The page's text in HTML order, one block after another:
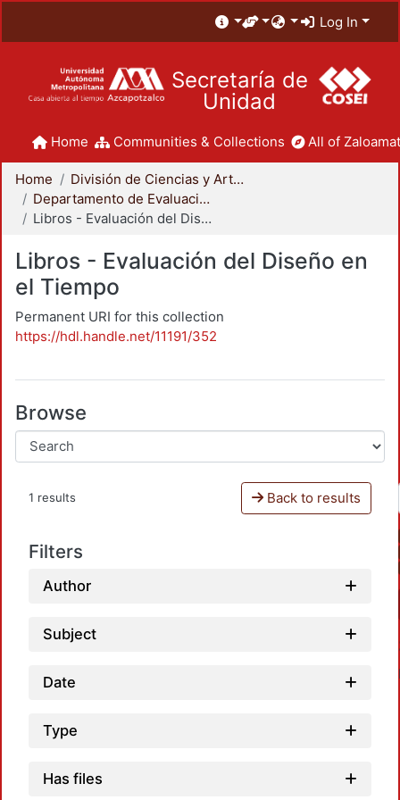
Log In
Secretaría de
Unidad
Home Communities & Collections All of
Home
División de Ciencias y Artes para el Diseño
Departamento de Evaluación del Diseño en el Tiempo
Libros - Evaluación del Diseño en el Tiempo
Libros - Evaluación del Diseño en
el Tiempo
Permanent URI for this collection
https://hdl.handle.net/11191/352
Browse
1 results Back to results
Filters
Author
Subject
Date
Type
Has files